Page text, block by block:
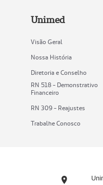
Unimed
Visão Geral
Nossa História
Diretoria e Conselho
RN 518 - Demonstrativo
Financeiro
RN 309 - Reajustes
Trabalhe Conosco